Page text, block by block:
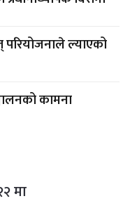
परियोजनाले ल्याएको
कामना
मा